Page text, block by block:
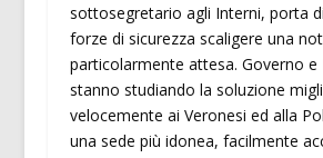
sottosegretario agli Interni, porta
forze di sicurezza scaligere una
particolarmente attesa. Governo e
stanno studiando la soluzione
velocemente ai Veronesi ed alla
una sede più idonea, facilmente